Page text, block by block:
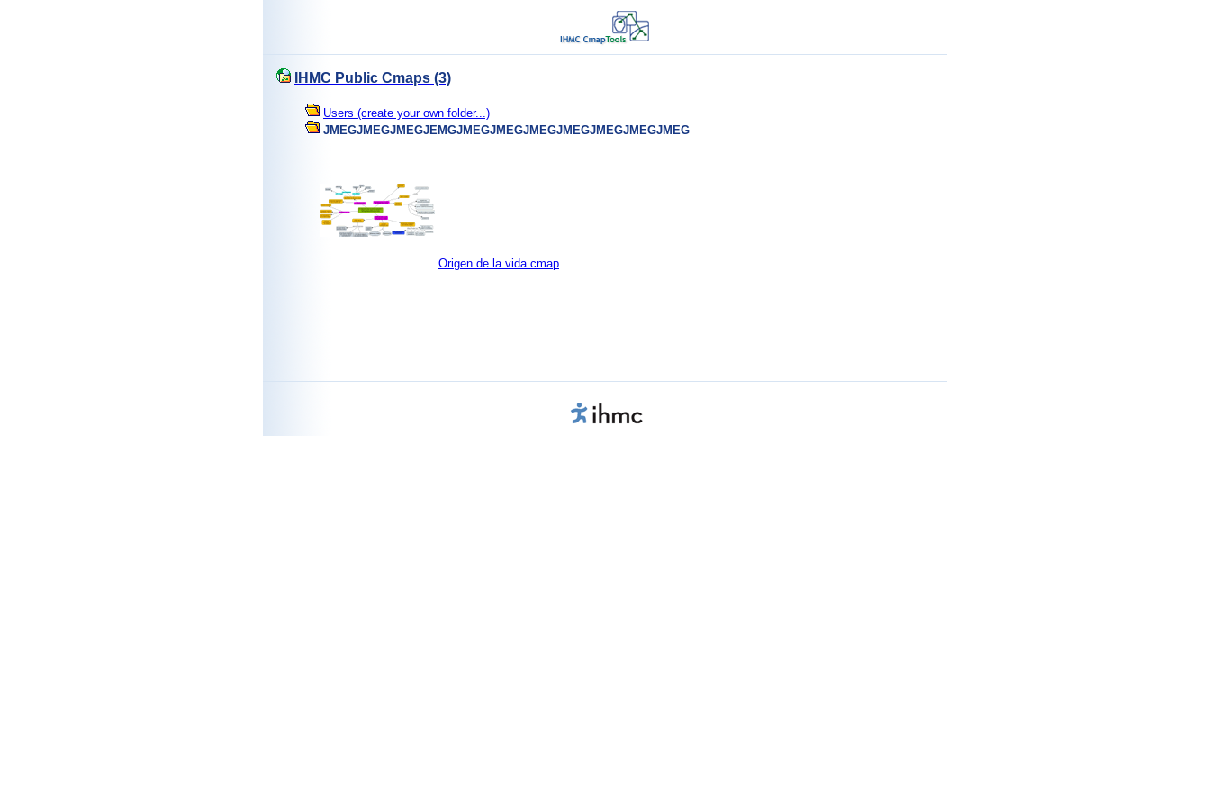
IHMC Public Cmaps (3)
Users (create your own folder...)
JMEGJMEGJMEGJEMGJMEGJMEGJMEGJMEGJMEGJMEGJMEG
Origen de la vida.cmap